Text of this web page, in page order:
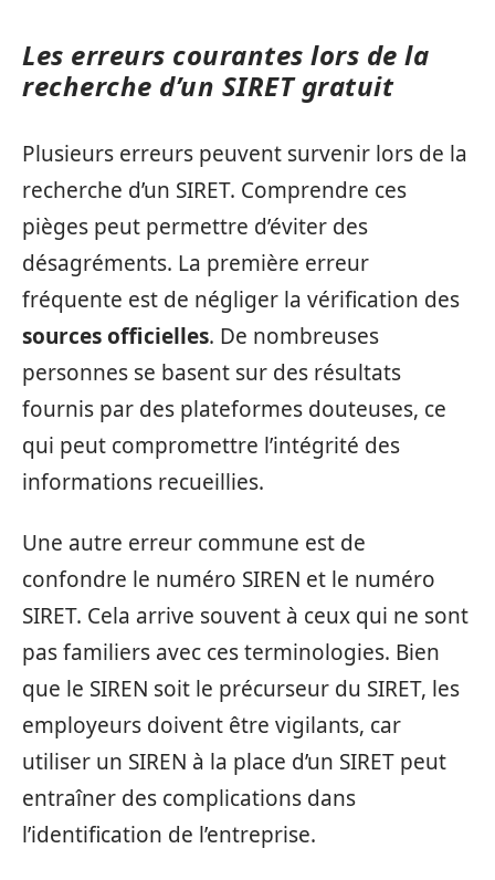
Les erreurs courantes lors de la
recherche d’un SIRET gratuit
Plusieurs erreurs peuvent survenir lors de la
recherche d’un SIRET. Comprendre ces
pièges peut permettre d’éviter des
désagréments. La première erreur
fréquente est de négliger la vérification des
sources officielles. De nombreuses
personnes se basent sur des résultats
fournis par des plateformes douteuses, ce
qui peut compromettre l’intégrité des
informations recueillies.
Une autre erreur commune est de
confondre le numéro SIREN et le numéro
SIRET. Cela arrive souvent à ceux qui ne sont
pas familiers avec ces terminologies. Bien
que le SIREN soit le précurseur du SIRET, les
employeurs doivent être vigilants, car
utiliser un SIREN à la place d’un SIRET peut
entraîner des complications dans
l’identification de l’entreprise.